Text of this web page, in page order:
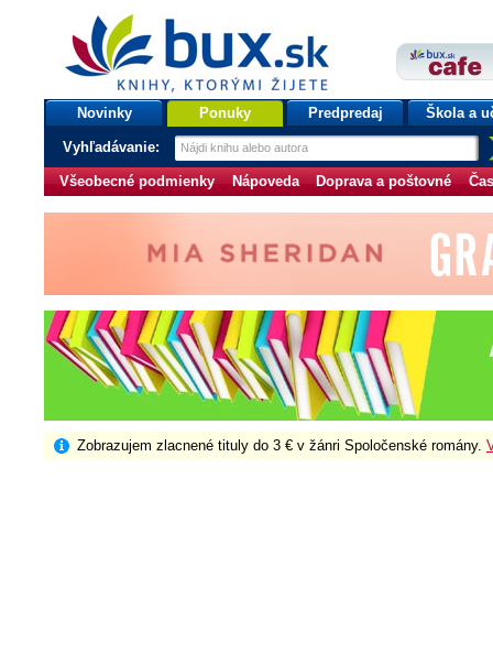
bux.sk
knihy, ktorými žijete
Úvodná stránka
Novinky Ponuky Predpredaj Škola a
Vyhľadávanie:
Všeobecné podmienky Nápoveda Doprava a poštovné
Zobrazujem zlacnené tituly do 3 € v žánri Spoločenské romány.